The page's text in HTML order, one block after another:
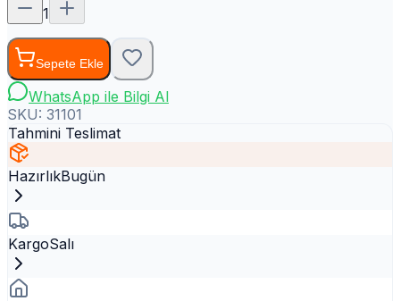
1
Sepete Ekle
WhatsApp ile Bilgi Al
SKU: 31101
Tahmini Teslimat
HazırlıkBugün
KargoSalı